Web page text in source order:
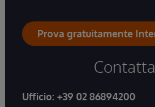
Prova gratuitamente
Ufficio: +39 02 86894200